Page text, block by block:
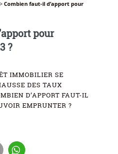
Combien faut-il d’apport pour
pour
?
IMMOBILIER SE
DES TAUX
D’APPORT FAUT-IL
EMPRUNTER ?